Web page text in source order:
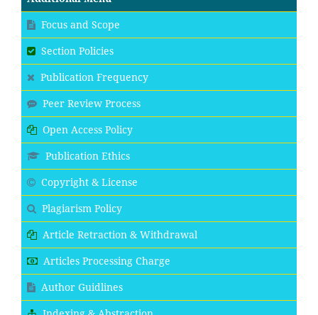
Focus and Scope
Section Policies
Publication Frequency
Peer Review Process
Open Access Policy
Publication Ethics
Copyright & License
Plagiarism Policy
Article Retraction & Withdrawal
Articles Processing Charge
Author Guidlines